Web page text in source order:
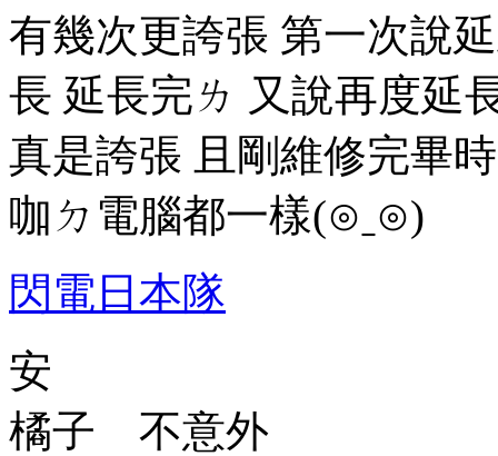
有幾次更誇張 第一次說
長 延長完ㄌ 又說再度延
真是誇張 且剛維修完畢
咖ㄉ電腦都一樣(⊙ˍ⊙)
閃電日本隊
安
橘子 不意外